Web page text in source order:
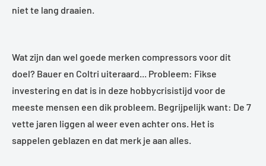
niet te lang draaien.
Wat zijn dan wel goede merken compressors voor dit
doel? Bauer en Coltri uiteraard... Probleem: Fikse
investering en dat is in deze hobbycrisistijd voor de
meeste mensen een dik probleem. Begrijpelijk want: De 7
vette jaren liggen al weer even achter ons. Het is
sappelen geblazen en dat merk je aan alles.